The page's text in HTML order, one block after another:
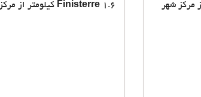
Finisterre 1.6 کیلومتر از مرکز شهر